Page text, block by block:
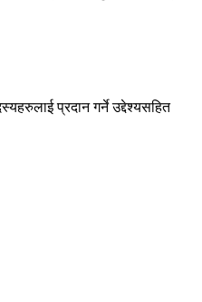
प्रदान गर्ने उद्देश्यसहित